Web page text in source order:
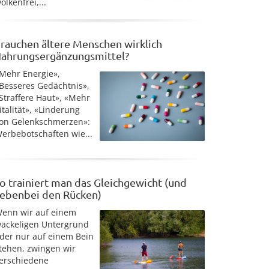
ältere Menschen wirklich
Energie»,
Gedächtnis»,
Haut», «Mehr
«Linderung
Gelenkschmerzen»:
wie...
trainiert man das Gleichgewicht (und
den Rücken)
wir auf einem
Untergrund
nur auf einem Bein
zwingen wir